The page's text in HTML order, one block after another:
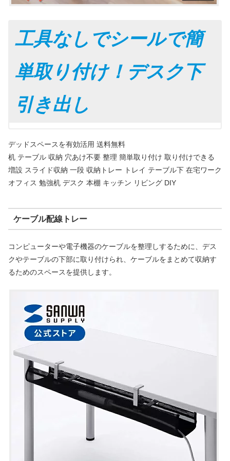
工具なしでシールで簡
単取り付け！デスク下
引き出し
デッドスペースを有効活用 送料無料
机 テーブル 収納 穴あけ不要 整理 簡単取り付け 取り付けできる
増設 スライド収納 一段 収納トレー トレイ テーブル下 在宅ワーク
オフィス 勉強机 デスク 本棚 キッチン リビング DIY
ケーブル配線トレー
コンピューターや電子機器のケーブルを整理しするために、デス
クやテーブルの下部に取り付けられ、ケーブルをまとめて収納す
るためのスペースを提供します。